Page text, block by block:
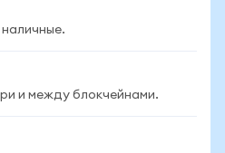
и между блокчейнами.